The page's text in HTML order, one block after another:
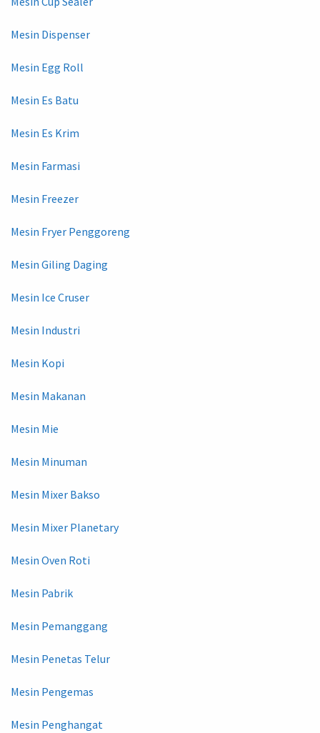
Mesin Dispenser
Mesin Egg Roll
Mesin Es Batu
Mesin Es Krim
Mesin Farmasi
Mesin Freezer
Mesin Fryer Penggoreng
Mesin Giling Daging
Mesin Ice Cruser
Mesin Industri
Mesin Kopi
Mesin Makanan
Mesin Mie
Mesin Minuman
Mesin Mixer Bakso
Mesin Mixer Planetary
Mesin Oven Roti
Mesin Pabrik
Mesin Pemanggang
Mesin Penetas Telur
Mesin Pengemas
Mesin Penghangat